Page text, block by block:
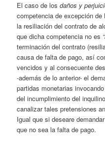
El caso de losdaños y
competencia de excepción
la resiliación del contrato de
que dicha competencia no es
terminación del contrato
causa de falta de pago, así
vencidos y al consecuente
-además de lo anterior- el
partidas monetarias
del incumplimiento del
canalizar tales pretensiones
Igual que si deseare
que no sea la falta de pago.